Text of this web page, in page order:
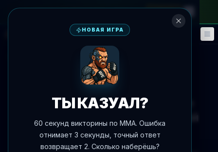
🎮 Фэнтези События
Тренировочный лагерь
Cody Nolove тренируется со
специалистами спецопераций
перед UFC 329
НОВАЯ ИГРА
ТЫ КАЗУАЛ?
60 секунд викторины по MMA. Ошибка
отнимает 3 секунды, точный ответ
возвращает 2. Сколько наберёшь?